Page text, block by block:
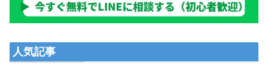
人気記事